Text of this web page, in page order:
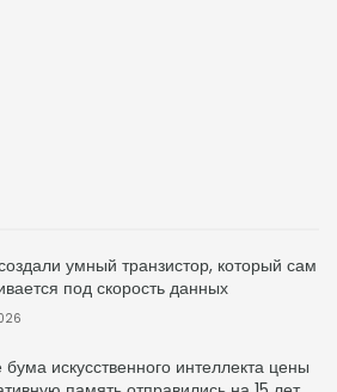
умный транзистор, который сам
под скорость данных
искусственного интеллекта цены